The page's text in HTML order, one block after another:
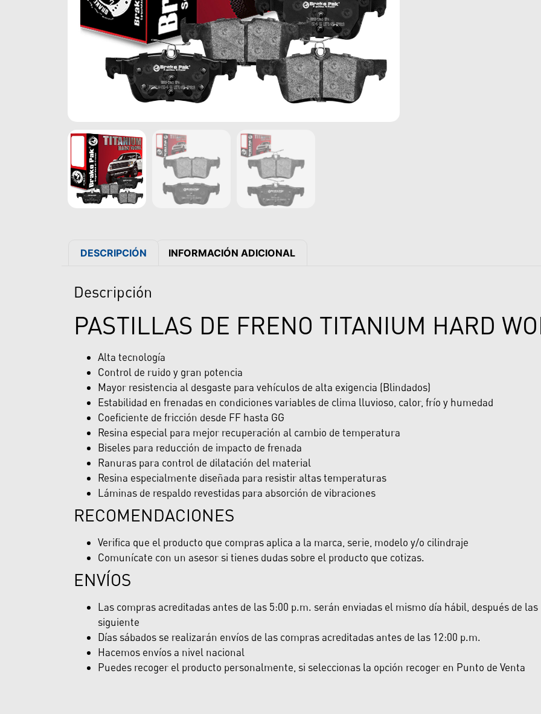
DESCRIPCIÓN INFORMACIÓN ADICIONAL
Descripción
PASTILLAS DE FRENO TITANIUM HARD
Alta tecnología
Control de ruido y gran potencia
Mayor resistencia al desgaste para vehículos de alta exigencia (Blindados)
Estabilidad en frenadas en condiciones variables de clima lluvioso, calor, frío y humedad
Coeficiente de fricción desde FF hasta GG
Resina especial para mejor recuperación al cambio de temperatura
Biseles para reducción de impacto de frenada
Ranuras para control de dilatación del material
Resina especialmente diseñada para resistir altas temperaturas
Láminas de respaldo revestidas para absorción de vibraciones
RECOMENDACIONES
Verifica que el producto que compras aplica a la marca, serie, modelo y/o cilindraje
Comunícate con un asesor si tienes dudas sobre el producto que cotizas.
ENVÍOS
Las compras acreditadas antes de las 5:00 p.m. serán enviadas el mismo día hábil, después de
siguiente
Días sábados se realizarán envíos de las compras acreditadas antes de las 12:00 p.m.
Hacemos envíos a nivel nacional
Puedes recoger el producto personalmente, si seleccionas la opción recoger en Punto de Venta